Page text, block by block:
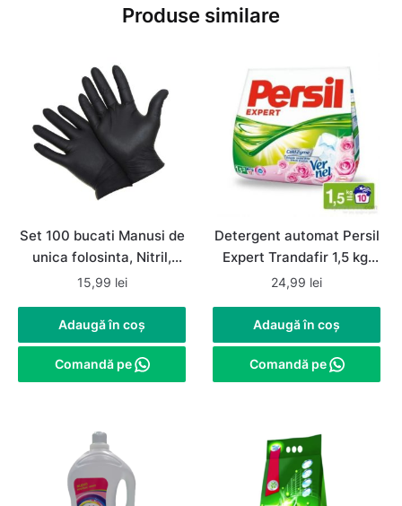
Produse similare
Set 100 bucati Manusi de
unica folosinta, Nitril,
nepudrate, negre,
15,99 lei
Adaugă în coș
Comandă pe
Detergent automat Persil
Expert Trandafir 1,5 kg,
rufe albe si colorate
24,99 lei
Adaugă în coș
Comandă pe